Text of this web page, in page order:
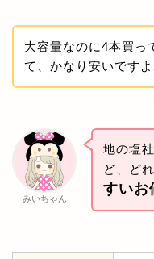
大容量なのに4本買っ
て、かなり安いですよ
みいちゃん
地の塩
ど、ど
すいお